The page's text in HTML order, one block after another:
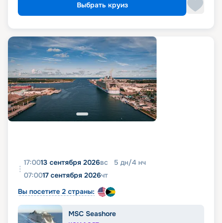
Выбрать круиз
17:0013 сентября 2026вс 5 дн/4 нч
07:0017 сентября 2026чт
Вы посетите 2 страны:
MSC Seashore